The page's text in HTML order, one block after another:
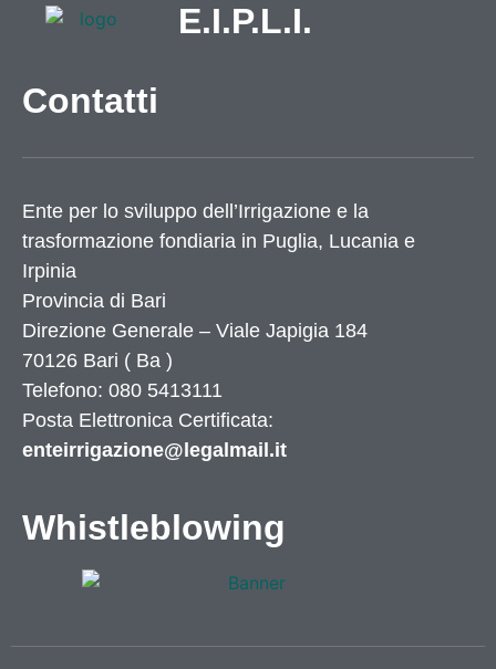
E.I.P.L.I.
Contatti
Ente per lo sviluppo dell’Irrigazione e la
trasformazione fondiaria in Puglia, Lucania e
Irpinia
Provincia di Bari
Direzione Generale – Viale Japigia 184
70126 Bari ( Ba )
Telefono: 080 5413111
Posta Elettronica Certificata:
enteirrigazione@legalmail.it
Whistleblowing